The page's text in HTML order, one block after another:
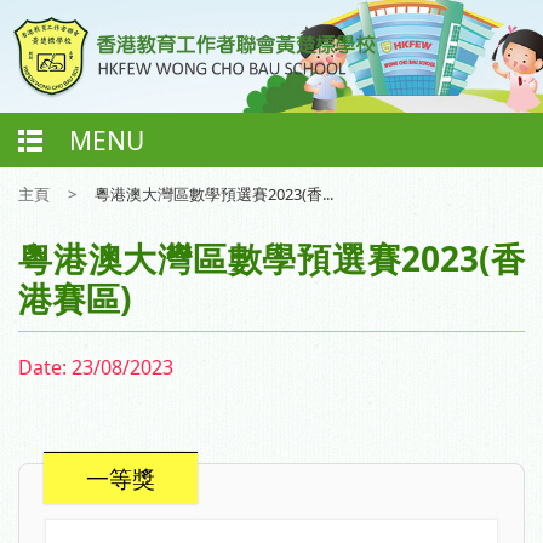
MENU
主頁 > 粵港澳大灣區數學預選賽2023(香...
粵港澳大灣區數學預選賽2023(香
港賽區)
Date: 23/08/2023
一等獎